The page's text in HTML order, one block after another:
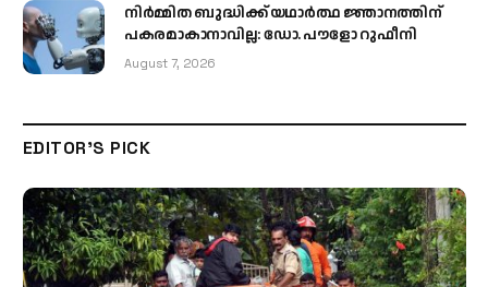
നിർമ്മിത ബുദ്ധിക്ക് യഥാർത്ഥ ജ്ഞാനത്തിന്
പകരമാകാനാവില്ല: ഡോ. പൗളോ റുഫീനി
August 7, 2026
EDITOR'S PICK